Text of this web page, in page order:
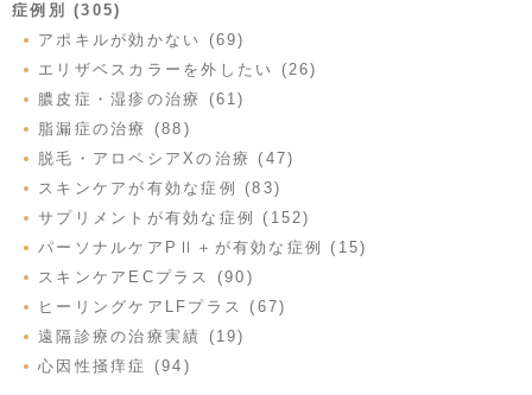
症例別 (305)
アポキルが効かない (69)
エリザベスカラーを外したい (26)
膿皮症・湿疹の治療 (61)
脂漏症の治療 (88)
脱毛・アロペシアXの治療 (47)
スキンケアが有効な症例 (83)
サプリメントが有効な症例 (152)
パーソナルケアPⅡ＋が有効な症例 (15)
スキンケアECプラス (90)
ヒーリングケアLFプラス (67)
遠隔診療の治療実績 (19)
心因性掻痒症 (94)